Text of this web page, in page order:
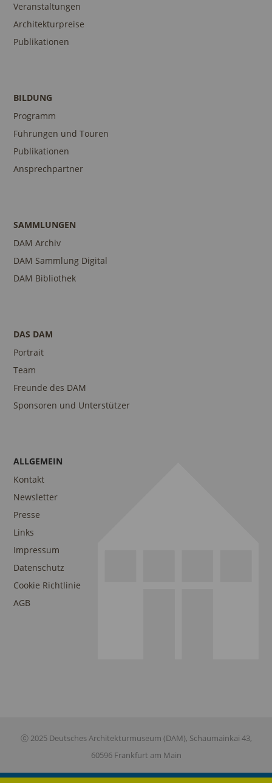
Veranstaltungen
Architekturpreise
Publikationen
BILDUNG
Programm
Führungen und Touren
Publikationen
Ansprechpartner
SAMMLUNGEN
DAM Archiv
DAM Sammlung Digital
DAM Bibliothek
DAS DAM
Portrait
Team
Freunde des DAM
Sponsoren und Unterstützer
ALLGEMEIN
Kontakt
Newsletter
Presse
Links
Impressum
Datenschutz
Cookie Richtlinie
AGB
ⓒ 2025 Deutsches Architekturmuseum (DAM), Schaumainkai 43,
60596 Frankfurt am Main